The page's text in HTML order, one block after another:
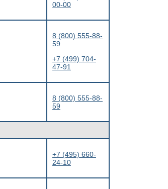
00-00
8 (800) 555-88-
59
+7 (499) 704-
47-91
8 (800) 555-88-
59
+7 (495) 660-
24-10